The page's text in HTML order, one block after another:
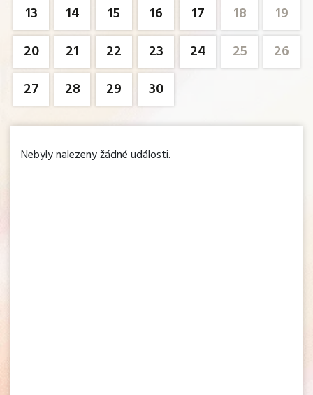
13
14 15 16 17 18
19
20
21 22 23 24 25
26
27
28 29 30
Nebyly nalezeny žádné události.